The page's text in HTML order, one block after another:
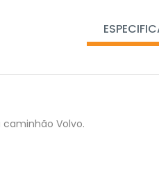
Volvo.